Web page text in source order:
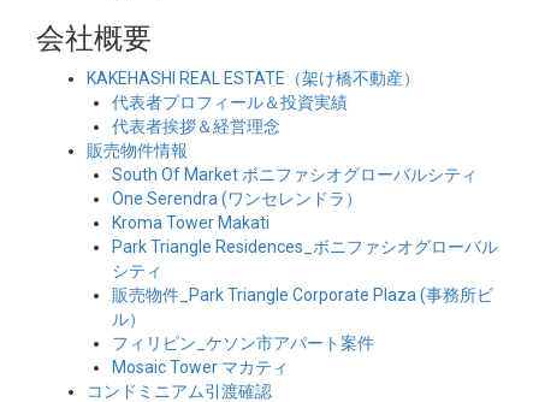
会社概要
KAKEHASHI REAL ESTATE（架け橋不動産）
代表者プロフィール＆投資実績
代表者挨拶＆経営理念
販売物件情報
South Of Market ボニファシオグローバルシティ
One Serendra (ワンセレンドラ）
Kroma Tower Makati
Park Triangle Residences_ボニファシオグローバル
シティ
販売物件_Park Triangle Corporate Plaza (事務所ビ
ル）
フィリピン_ケソン市アパート案件
Mosaic Tower マカティ
コンドミニアム引渡確認